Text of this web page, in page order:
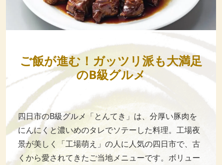
ご飯が進む！ガッツリ派も大満足
のB級グルメ
四日市のB級グルメ「とんてき」は、分厚い豚肉を
にんにくと濃いめのタレでソテーした料理。工場夜
景が美しく「工場萌え」の人に人気の四日市で、古
くから愛されてきたご当地メニューです。ボリュー